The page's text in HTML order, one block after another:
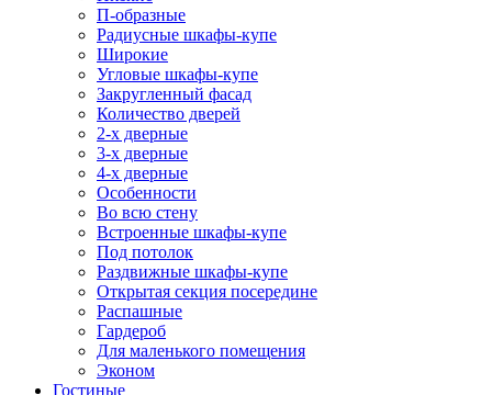
П-образные
Радиусные шкафы-купе
Широкие
Угловые шкафы-купе
Закругленный фасад
Количество дверей
2-х дверные
3-х дверные
4-х дверные
Особенности
Во всю стену
Встроенные шкафы-купе
Под потолок
Раздвижные шкафы-купе
Открытая секция посередине
Распашные
Гардероб
Для маленького помещения
Эконом
Гостиные